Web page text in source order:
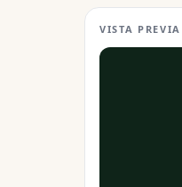
VISTA PREVIA